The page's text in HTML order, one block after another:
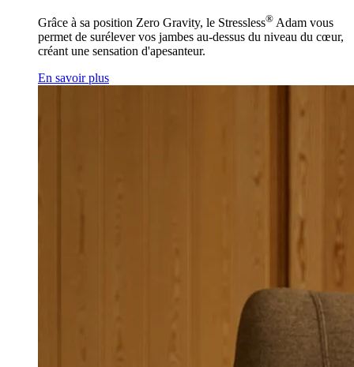
Grâce à sa position Zero Gravity, le Stressless® Adam vous
permet de surélever vos jambes au-dessus du niveau du cœur,
créant une sensation d'apesanteur.
En savoir plus